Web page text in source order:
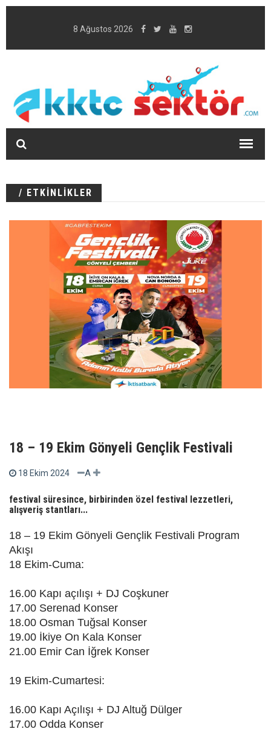
8 Ağustos 2026
/ ETKİNLİKLER
18 – 19 Ekim Gönyeli Gençlik Festivali
18 Ekim 2024 A
festival süresince, birbirinden özel festival lezzetleri,
alışveriş stantları...
18 – 19 Ekim Gönyeli Gençlik Festivali Program
Akışı
18 Ekim-Cuma:
16.00 Kapı açılışı + DJ Coşkuner
17.00 Serenad Konser
18.00 Osman Tuğsal Konser
19.00 İkiye On Kala Konser
21.00 Emir Can İğrek Konser
19 Ekim-Cumartesi:
16.00 Kapı Açılışı + DJ Altuğ Dülger
17.00 Odda Konser